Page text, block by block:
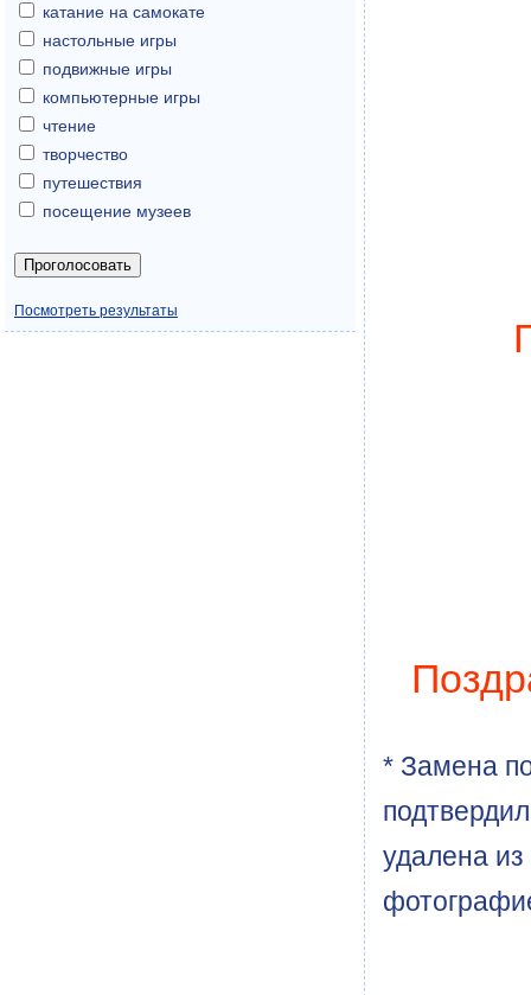
* Замена
удалена
катание на самокате
настольные игры
подвижные игры
компьютерные игры
чтение
творчество
путешествия
посещение музеев
Посмотреть результаты